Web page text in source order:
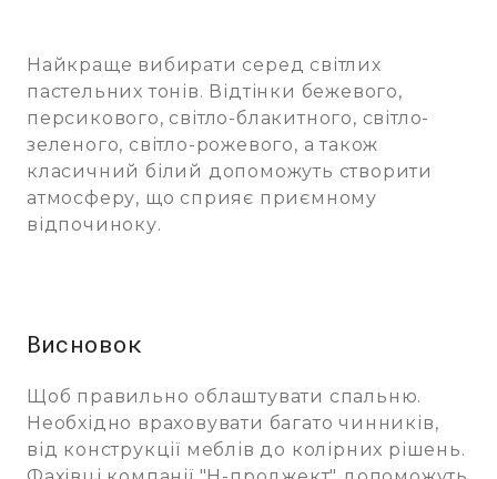
Найкраще вибирати серед світлих
пастельних тонів. Відтінки бежевого,
персикового, світло-блакитного, світло-
зеленого, світло-рожевого, а також
класичний білий допоможуть створити
атмосферу, що сприяє приємному
відпочиноку.
Висновок
Щоб правильно облаштувати спальню.
Необхідно враховувати багато чинників,
від конструкції меблів до колірних рішень.